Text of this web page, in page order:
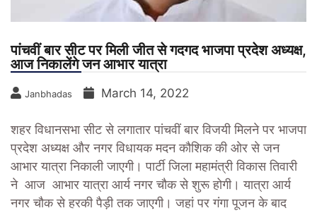
पांचवीं बार सीट पर मिली जीत से गदगद भाजपा प्रदेश अध्यक्ष,
आज निकालेंगे जन आभार यात्रा
Janbhadas March 14, 2022
शहर विधानसभा सीट से लगातार पांचवीं बार विजयी मिलने पर भाजपा
प्रदेश अध्यक्ष और नगर विधायक मदन कौशिक की ओर से जन
आभार यात्रा निकाली जाएगी। पार्टी जिला महामंत्री विकास तिवारी
ने आज आभार यात्रा आर्य नगर चौक से शुरू होगी। यात्रा आर्य
नगर चौक से हरकी पैड़ी तक जाएगी। जहां पर गंगा पूजन के बाद